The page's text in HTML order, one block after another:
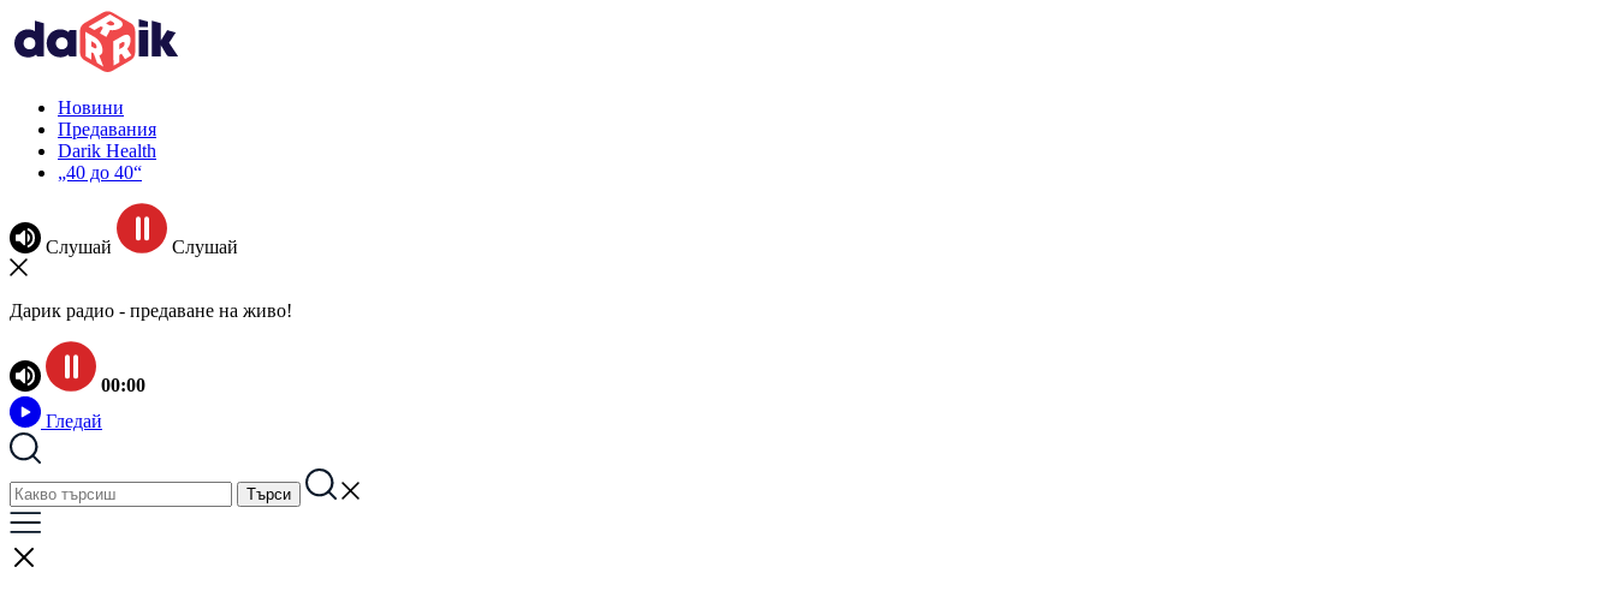
Новини
Предавания
Darik Health
„40 до 40“
Слушай Слушай
Дарик радио - предаване на живо!
00:00
Гледай